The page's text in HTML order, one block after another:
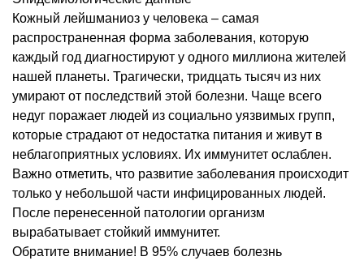
Кожный лейшманиоз у человека – самая
распространенная форма заболевания, которую
каждый год диагностируют у одного миллиона жителей
нашей планеты. Трагически, тридцать тысяч из них
умирают от последствий этой болезни. Чаще всего
недуг поражает людей из социально уязвимых групп,
которые страдают от недостатка питания и живут в
неблагоприятных условиях. Их иммунитет ослаблен.
Важно отметить, что развитие заболевания происходит
только у небольшой части инфицированных людей.
После перенесенной патологии организм
вырабатывает стойкий иммунитет.
Обратите внимание! В 95% случаев болезнь